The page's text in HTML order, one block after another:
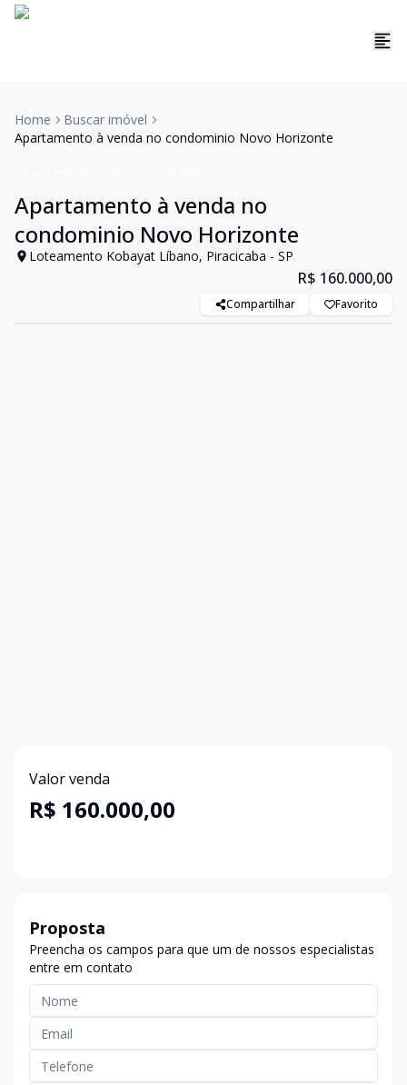
Home
Buscar imóvel
Apartamento à venda no condominio Novo Horizonte
Apartamento à venda no
condominio Novo Horizonte
Loteamento Kobayat Líbano, Piracicaba - SP
R$ 160.000,00
Compartilhar Favorito
Valor venda
R$ 160.000,00
Proposta
Preencha os campos para que um de nossos especialistas
entre em contato